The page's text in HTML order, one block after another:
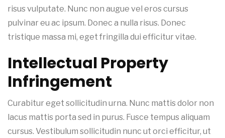
risus vulputate. Nunc non augue vel eros cursus
pulvinar eu ac ipsum. Donec a nulla risus. Donec
tristique massa mi, eget fringilla dui efficitur vitae.
Intellectual Property
Infringement
Curabitur eget sollicitudin urna. Nunc mattis dolor non
lacus mattis porta sed in purus. Fusce tempus aliquam
cursus. Vestibulum sollicitudin nunc ut orci efficitur, ut